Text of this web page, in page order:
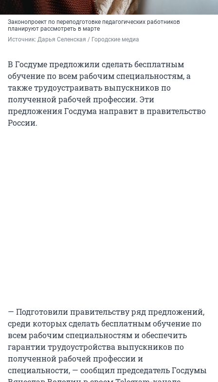
Законопроект по переподготовке педагогических работников
планируют рассмотреть в марте
Источник: Дарья Селенская / Городские медиа
В Госдуме предложили сделать бесплатным
обучение по всем рабочим специальностям, а
также трудоустраивать выпускников по
полученной рабочей профессии. Эти
предложения Госдума направит в правительство
России.
— Подготовили правительству ряд предложений,
среди которых сделать бесплатным обучение по
всем рабочим специальностям и обеспечить
гарантии трудоустройства выпускников по
полученной рабочей профессии и
специальности, — сообщил председатель Госдумы